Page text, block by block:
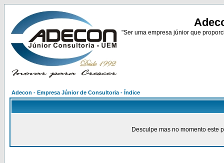
"Ser uma empresa júnior que
Adecon - Empresa Júnior de Consultoria - Índice
Desculpe mas no momento este